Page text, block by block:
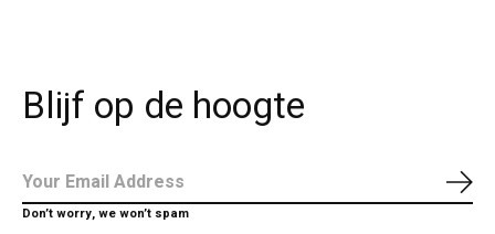
Blijf op de hoogte
Don’t worry, we won’t spam